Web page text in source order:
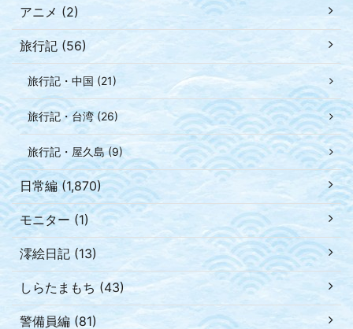
アニメ (2)
旅行記 (56)
旅行記・中国 (21)
旅行記・台湾 (26)
旅行記・屋久島 (9)
日常編 (1,870)
モニター (1)
澪絵日記 (13)
しらたまもち (43)
警備員編 (81)